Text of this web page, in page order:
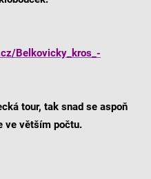
Belkovicky_kros_-
tour, tak snad se aspoň
ve větším počtu.